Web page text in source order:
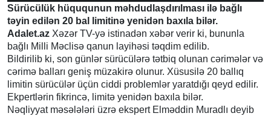
Sürücülük hüququnun məhdudlaşdırılması ilə bağlı
təyin edilən 20 bal limitinə yenidən baxıla bilər.
Adalet.az Xəzər TV-yə istinadən xəbər verir ki, bununla
bağlı Milli Məclisə qanun layihəsi təqdim edilib.
Bildirilib ki, son günlər sürücülərə tətbiq olunan cərimələr və
cərimə balları geniş müzakirə olunur. Xüsusilə 20 ballıq
limitin sürücülər üçün ciddi problemlər yaratdığı qeyd edilir.
Ekpertlərin fikrincə, limitə yenidən baxıla bilər.
Nəqliyyat məsələləri üzrə ekspert Elməddin Muradlı deyib